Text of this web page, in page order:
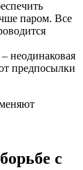
паром. Все
неодинаковая
предпосылки
с